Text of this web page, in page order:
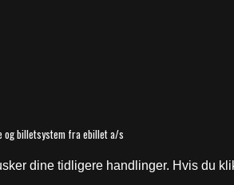
dine tidligere handlinger. Hvis du
og billetsystem fra ebillet a/s